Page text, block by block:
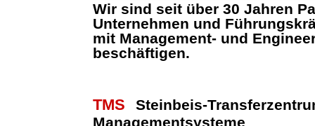
Wir sind seit über 30 Jahren
Unternehmen und
mit Management- und
beschäftigen.
TMS
Steinbeis-
Managementsysteme